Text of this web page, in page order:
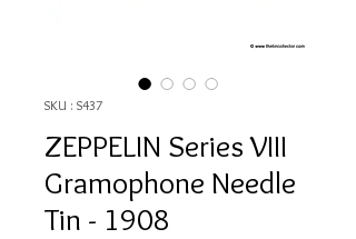
SKU : S437
ZEPPELIN Series VIII
Gramophone Needle
Tin - 1908